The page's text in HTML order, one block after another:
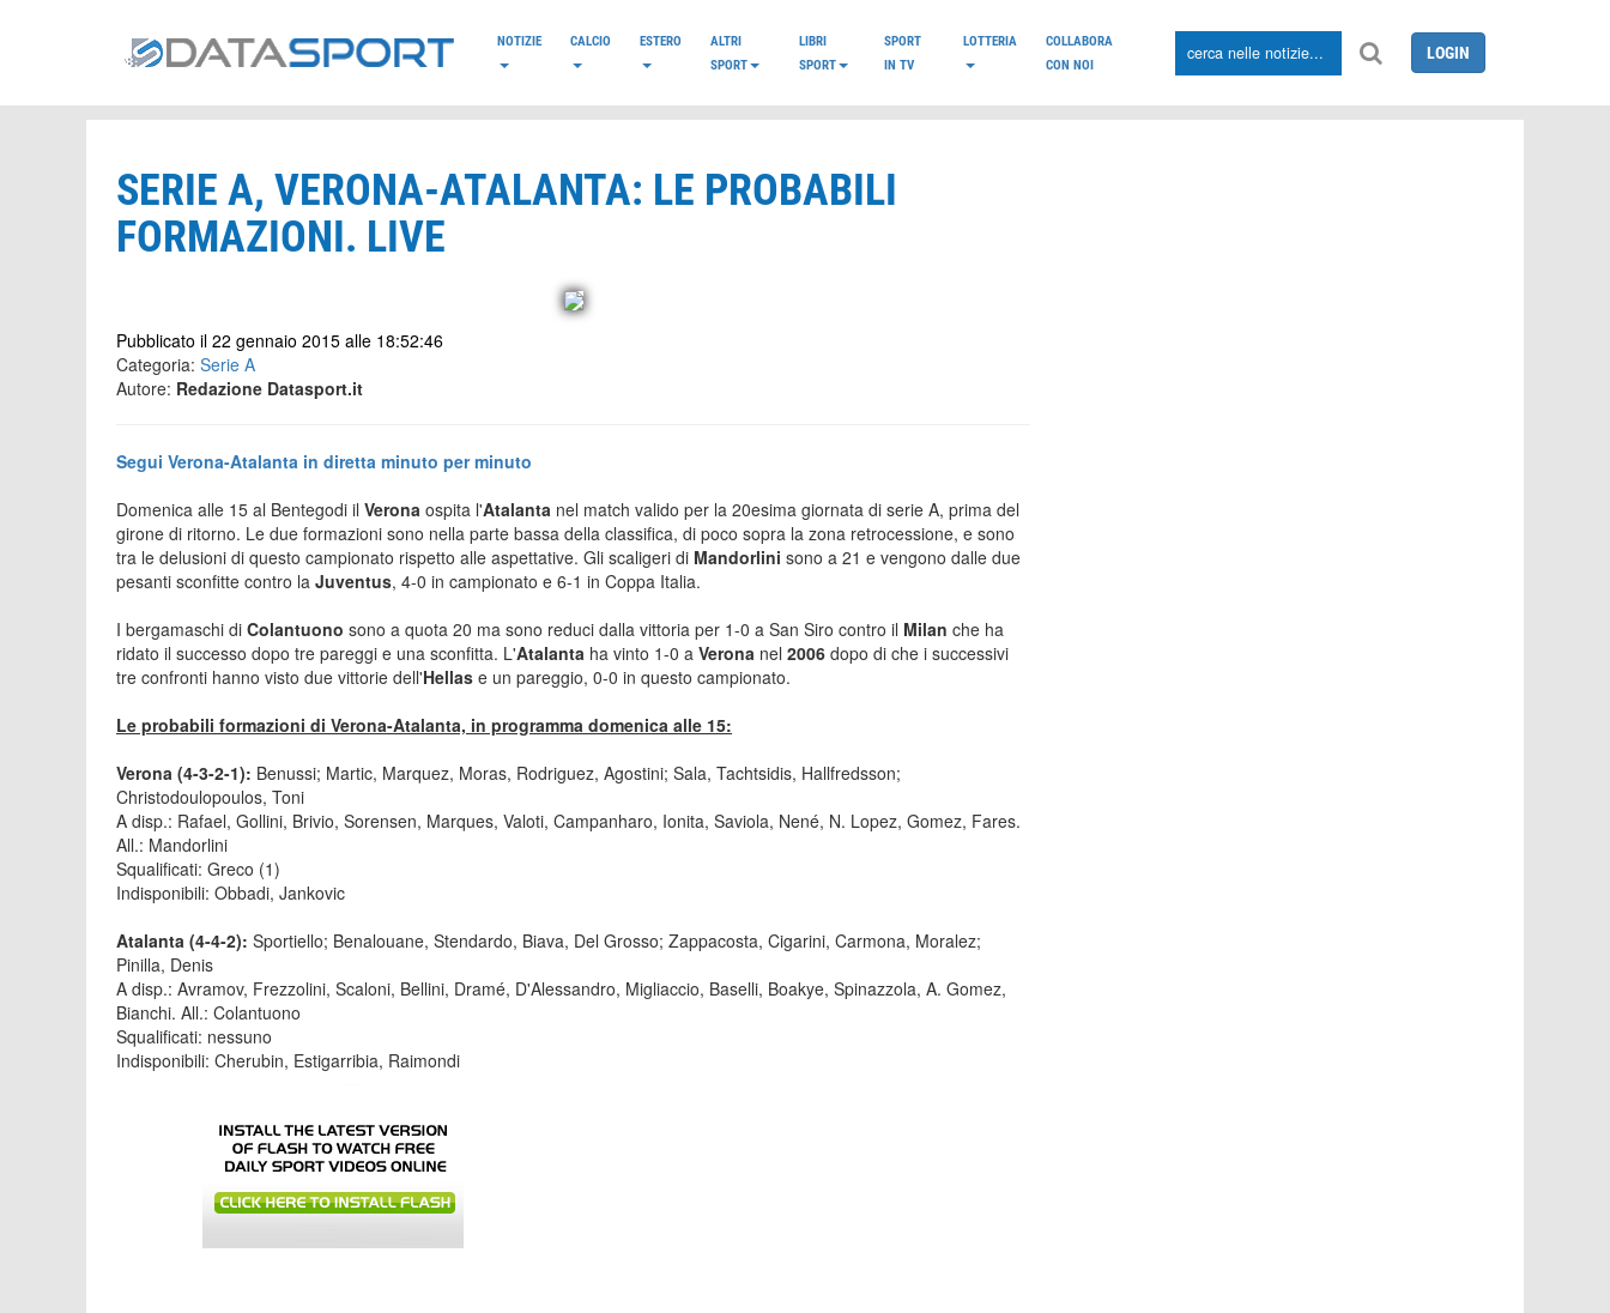
NOTIZIE CALCIO ESTERO
ALTRI
SPORT
LIBRI
SPORT
SPORT
IN TV
LOTTERIA
COLLABORA
CON NOI
LOGIN
SERIE A, VERONA-ATALANTA: LE PROBABILI
FORMAZIONI. LIVE
Pubblicato il 22 gennaio 2015 alle 18:52:46
Categoria: Serie A
Autore: Redazione Datasport.it
Segui Verona-Atalanta in diretta minuto per minuto
Domenica alle 15 al Bentegodi il Verona ospita l'Atalanta nel match valido per la 20esima giornata di serie A, prima del
girone di ritorno. Le due formazioni sono nella parte bassa della classifica, di poco sopra la zona retrocessione, e sono
tra le delusioni di questo campionato rispetto alle aspettative. Gli scaligeri di Mandorlini sono a 21 e vengono dalle due
pesanti sconfitte contro la Juventus, 4-0 in campionato e 6-1 in Coppa Italia.
I bergamaschi di Colantuono sono a quota 20 ma sono reduci dalla vittoria per 1-0 a San Siro contro il Milan che ha
ridato il successo dopo tre pareggi e una sconfitta. L'Atalanta ha vinto 1-0 a Verona nel 2006 dopo di che i successivi
tre confronti hanno visto due vittorie dell'Hellas e un pareggio, 0-0 in questo campionato.
Le probabili formazioni di Verona-Atalanta, in programma domenica alle 15:
Verona (4-3-2-1): Benussi; Martic, Marquez, Moras, Rodriguez, Agostini; Sala, Tachtsidis, Hallfredsson;
Christodoulopoulos, Toni
A disp.: Rafael, Gollini, Brivio, Sorensen, Marques, Valoti, Campanharo, Ionita, Saviola, Nené, N. Lopez, Gomez, Fares.
All.: Mandorlini
Squalificati: Greco (1)
Indisponibili: Obbadi, Jankovic
Atalanta (4-4-2): Sportiello; Benalouane, Stendardo, Biava, Del Grosso; Zappacosta, Cigarini, Carmona, Moralez;
Pinilla, Denis
A disp.: Avramov, Frezzolini, Scaloni, Bellini, Dramé, D'Alessandro, Migliaccio, Baselli, Boakye, Spinazzola, A. Gomez,
Bianchi. All.: Colantuono
Squalificati: nessuno
Indisponibili: Cherubin, Estigarribia, Raimondi